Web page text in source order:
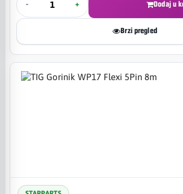
- + Dodaj u
Brzi pregled